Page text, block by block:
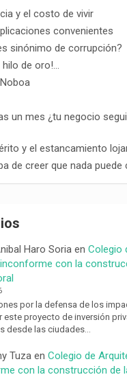
y el costo de vivir
convenientes
sinónimo de corrupción?
hilo de oro!…
un mes ¿tu negocio
y el estancamiento
de creer que nada puede
Haro Soriaen Colegio
con la
por la defensa de los
este proyecto de inversión
desde las ciudades…
Tuzaen Colegio de
con la construcción de